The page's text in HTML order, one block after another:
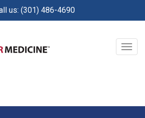
us: (301) 486-4690